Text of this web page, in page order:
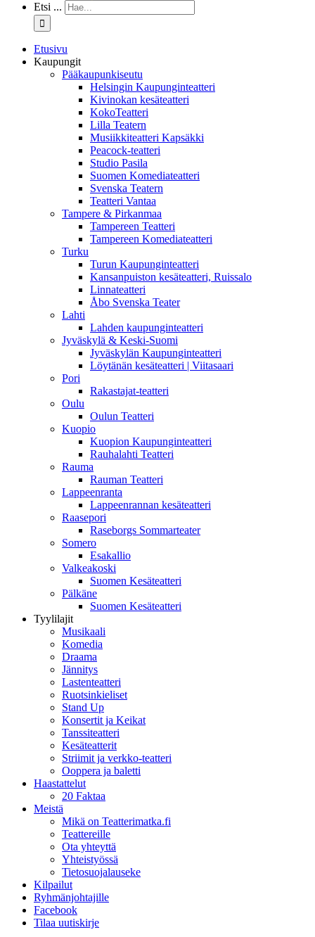
Etsi ...
Etusivu
Kaupungit
Pääkaupunkiseutu
Helsingin Kaupunginteatteri
Kivinokan kesäteatteri
KokoTeatteri
Lilla Teatern
Musiikkiteatteri Kapsäkki
Peacock-teatteri
Studio Pasila
Suomen Komediateatteri
Svenska Teatern
Teatteri Vantaa
Tampere & Pirkanmaa
Tampereen Teatteri
Tampereen Komediateatteri
Turku
Turun Kaupunginteatteri
Kansanpuiston kesäteatteri, Ruissalo
Linnateatteri
Åbo Svenska Teater
Lahti
Lahden kaupunginteatteri
Jyväskylä & Keski-Suomi
Jyväskylän Kaupunginteatteri
Löytänän kesäteatteri | Viitasaari
Pori
Rakastajat-teatteri
Oulu
Oulun Teatteri
Kuopio
Kuopion Kaupunginteatteri
Rauhalahti Teatteri
Rauma
Rauman Teatteri
Lappeenranta
Lappeenrannan kesäteatteri
Raasepori
Raseborgs Sommarteater
Somero
Esakallio
Valkeakoski
Suomen Kesäteatteri
Pälkäne
Suomen Kesäteatteri
Tyylilajit
Musikaali
Komedia
Draama
Jännitys
Lastenteatteri
Ruotsinkieliset
Stand Up
Konsertit ja Keikat
Tanssiteatteri
Kesäteatterit
Striimit ja verkko-teatteri
Ooppera ja baletti
Haastattelut
20 Faktaa
Meistä
Mikä on Teatterimatka.fi
Teattereille
Ota yhteyttä
Yhteistyössä
Tietosuojalauseke
Kilpailut
Ryhmänjohtajille
Facebook
Tilaa uutiskirje